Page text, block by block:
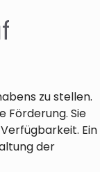
zu stellen.
Förderung. Sie
Ein
der